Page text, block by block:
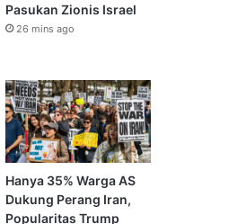
Pasukan Zionis Israel
26 mins ago
Hanya 35% Warga AS
Dukung Perang Iran,
Popularitas Trump